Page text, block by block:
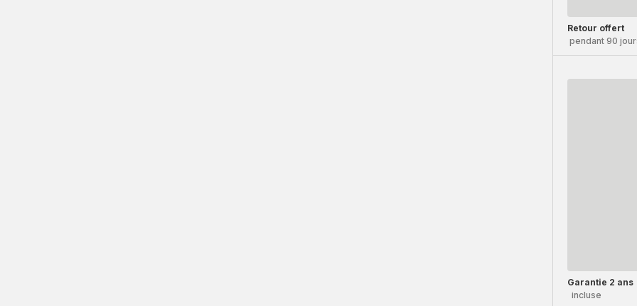
Retour offert
pendant 90
Garantie 2 ans
incluse